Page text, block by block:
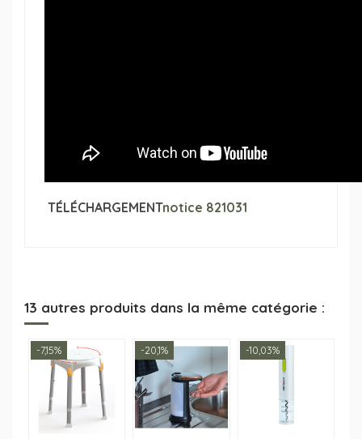
TÉLÉCHARGEMENTnotice 821031
13 autres produits dans la même catégorie :
-7,15% -20,1% -10,03%